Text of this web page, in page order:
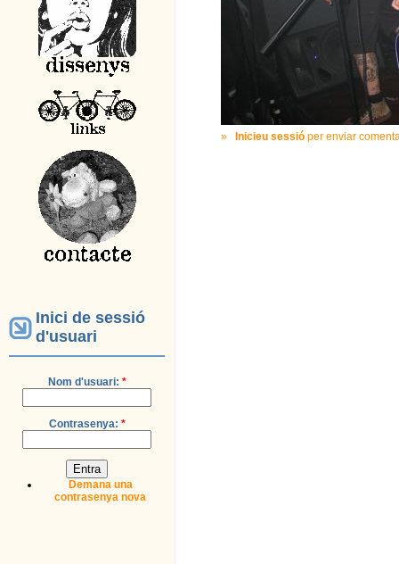
Inici de sessió
d'usuari
Nom d'usuari: *
Contrasenya: *
Demana una
contrasenya nova
» Inicieu sessió per enviar